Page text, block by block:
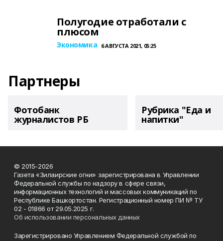
Полугодие отработали с
плюсом
Экономика 6 АВГУСТА 2021, 05:25
Партнеры
Фотобанк
журналистов РБ
Рубрика "Еда и
напитки"
© 2015-2026
Газета «Зилаирские огни» зарегистрирована в Управлении
Федеральной службы по надзору в сфере связи,
информационных технологий и массовых коммуникаций по
Республике Башкортостан. Регистрационный номер ПИ № ТУ
02 - 01866 от 29.05.2025 г.
Об использовании персональных данных
Зарегистрировано Управлением Федеральной службой по